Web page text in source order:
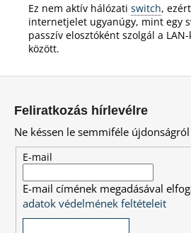
Ez nem aktív hálózati switch,
internetjelet ugyanúgy, mint egy
passzív elosztóként szolgál a
között.
Feliratkozás hírlevélre
Ne késsen le semmiféle
E-mail
E-mail címének megadásával
adatok védelmének feltételeit